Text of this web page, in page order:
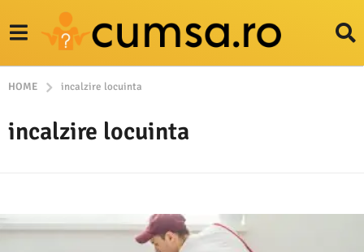
HOME incalzire locuinta
incalzire locuinta